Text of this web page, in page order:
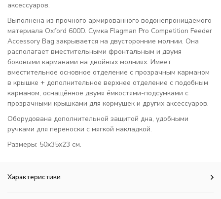
аксессуаров.
Выполнена из прочного армированного водонепроницаемого
материала Oxford 600D. Сумка Flagman Pro Competition Feeder
Accessory Bag закрывается на двусторонние молнии. Она
располагает вместительными фронтальным и двумя
боковыми карманами на двойных молниях. Имеет
вместительное основное отделение с прозрачным карманом
в крышке + дополнительное верхнее отделение с подобным
карманом, оснащённое двумя ёмкостями-подсумками с
прозрачными крышками для кормушек и других аксессуаров.
Оборудована дополнительной защитой дна, удобными
ручками для переноски с мягкой накладкой.
Размеры: 50x35x23 см.
Характеристики